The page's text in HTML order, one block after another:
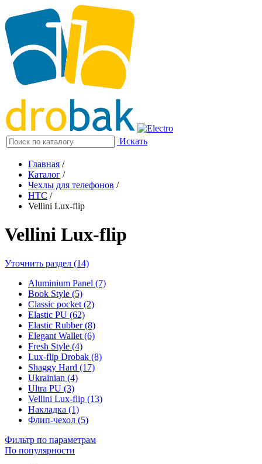
Искать
Главная /
Каталог /
Чехлы для телефонов /
HTC /
Vellini Lux-flip
Vellini Lux-flip
Уточнить раздел (14)
Aluminium Panel (7)
Book Style (5)
Classic pocket (2)
Elastic PU (62)
Elastic Rubber (8)
Elegant Wallet (6)
Fresh Style (4)
Lux-flip Drobak (8)
Shaggy Hard (17)
Ukrainian (4)
Ultra PU (3)
Vellini Lux-flip (13)
Накладка (1)
Флип-чехол (5)
Фильтр по параметрам
По популярности